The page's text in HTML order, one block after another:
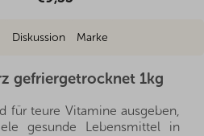
Diskussion Marke
gefriergetrocknet 1kg
für teure Vitamine ausgeben,
gesunde Lebensmittel in